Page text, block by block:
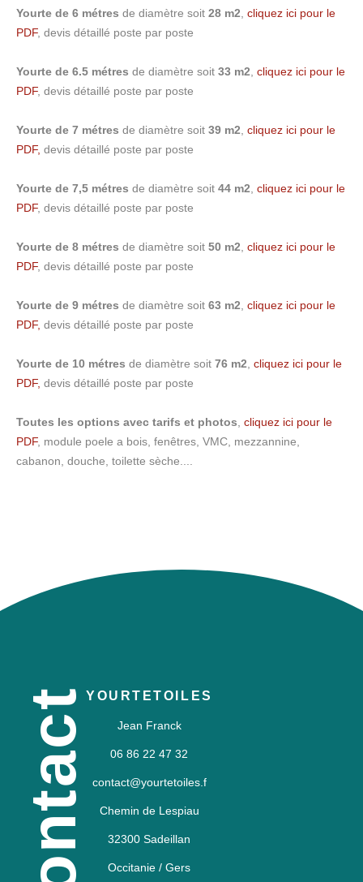
Yourte de 6 métres de diamètre soit 28 m2 cliquez ici pour le
PDF, devis détaillé poste par poste
Yourte de 6.5 métres de diamètre soit 33 m2 cliquez ici pour le
PDF, devis détaillé poste par poste
Yourte de 7 métres de diamètre soit 39 m2 cliquez ici pour le
PDF, devis détaillé poste par poste
Yourte de 7,5 métres de diamètre soit 44 m2 cliquez ici pour le
PDF, devis détaillé poste par poste
Yourte de 8 métres de diamètre soit 50 m2 cliquez ici pour le
PDF, devis détaillé poste par poste
Yourte de 9 métres de diamètre soit 63 m2 cliquez ici pour le
PDF, devis détaillé poste par poste
Yourte de 10 métres de diamètre soit 76 m2 cliquez ici pour le
PDF, devis détaillé poste par poste
Toutes les options avec tarifs et photos cliquez ici pour le
PDF, module poele a bois, fenêtres, VMC, mezzannine,
cabanon, douche, toilette sèche....
contact YOURTETOILES
Jean Franck
06 86 22 47 32
contact@yourtetoiles.f
Chemin de Lespiau
32300 Sadeillan
Occitanie / Gers